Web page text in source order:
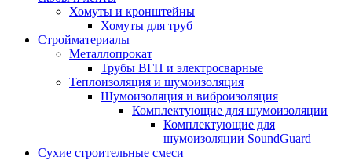
Хомуты и кронштейны
Хомуты для труб
Стройматериалы
Металлопрокат
Трубы ВГП и электросварные
Теплоизоляция и шумоизоляция
Шумоизоляция и виброизоляция
Комплектующие для шумоизоляции
Комплектующие для
шумоизоляции SoundGuard
Сухие строительные смеси